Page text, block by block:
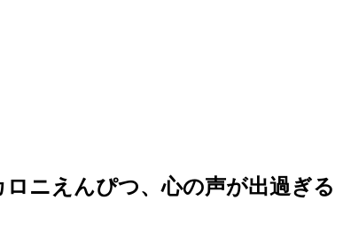
ニえんぴつ、心の声が出過ぎる